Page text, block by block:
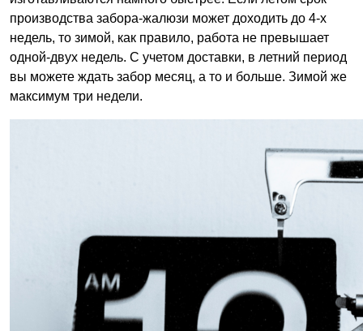
производства забора-жалюзи может доходить до 4-х
недель, то зимой, как правило, работа не превышает
одной-двух недель. С учетом доставки, в летний период
вы можете ждать забор месяц, а то и больше. Зимой же
максимум три недели.